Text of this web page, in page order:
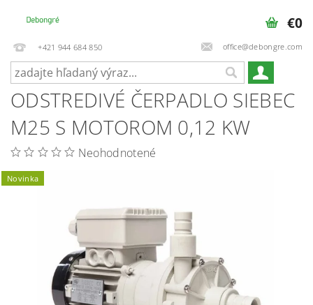
+421 944 684 850 office@debongre.com
€0
ODSTREDIVÉ ČERPADLO SIEBEC
M25 S MOTOROM 0,12 KW
Neohodnotené
Novinka